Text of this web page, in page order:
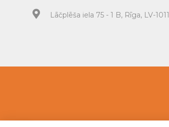
Lāčplēša iela 75 - 1 B, Rīga, LV-1011